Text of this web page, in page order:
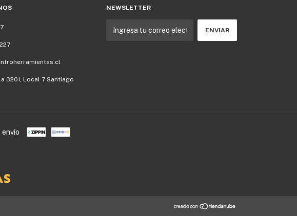
3201, Local 7 Santiago
NEWSLETTER
envío